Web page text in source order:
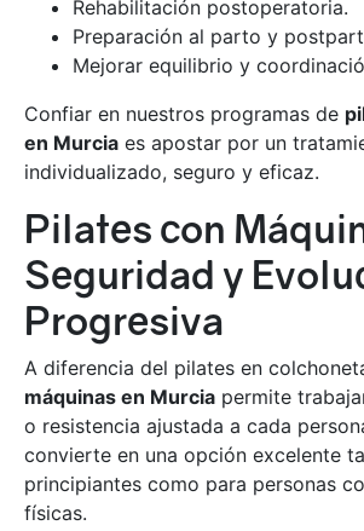
Rehabilitación postoperatoria.
Preparación al parto y
Mejorar equilibrio y
Confiar en nuestros programas de
en Murcia es apostar por un
individualizado, seguro y eficaz.
Pilates con
Seguridad y
Progresiva
A diferencia del pilates en
máquinas en Murcia permite
o resistencia ajustada a cada
convierte en una opción excelente
principiantes como para personas
físicas.